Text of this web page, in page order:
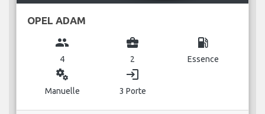
OPEL ADAM
group
4
business_center
2
local_gas_station
Essence
miscellaneous_services
Manuelle
login
3 Porte